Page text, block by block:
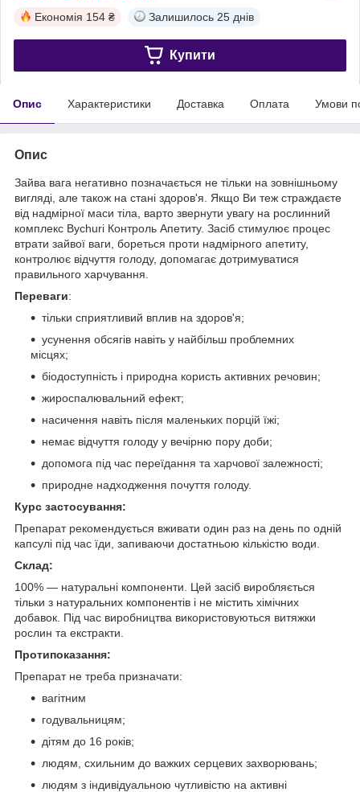
Економія 154 ₴ Залишилось 25 днів
Купити
Опис Характеристики Доставка Оплата Умови
Опис
Зайва вага негативно позначається не тільки на зовнішньому
вигляді, але також на стані здоров'я. Якщо Ви теж страждаєте
від надмірної маси тіла, варто звернути увагу на рослинний
комплекс Bychuri Контроль Апетиту. Засіб стимулює процес
втрати зайвої ваги, бореться проти надмірного апетиту,
контролює відчуття голоду, допомагає дотримуватися
правильного харчування.
Переваги:
тільки сприятливий вплив на здоров'я;
усунення обсягів навіть у найбільш проблемних
місцях;
біодоступність і природна користь активних речовин;
жироспалювальний ефект;
насичення навіть після маленьких порцій їжі;
немає відчуття голоду у вечірню пору доби;
допомога під час переїдання та харчової залежності;
природне надходження почуття голоду.
Курс застосування:
Препарат рекомендується вживати один раз на день по одній
капсулі під час їди, запиваючи достатньою кількістю води.
Склад:
100% — натуральні компоненти. Цей засіб виробляється
тільки з натуральних компонентів і не містить хімічних
добавок. Під час виробництва використовуються витяжки
рослин та екстракти.
Протипоказання:
Препарат не треба призначати:
вагітним
годувальницям;
дітям до 16 років;
людям, схильним до важких серцевих захворювань;
людям з індивідуальною чутливістю на активні